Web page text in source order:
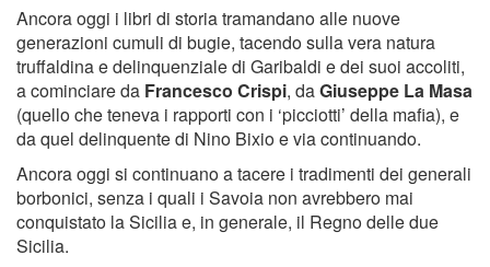
Ancora oggi i libri di storia tramandano alle nuove
generazioni cumuli di bugie, tacendo sulla vera natura
truffaldina e delinquenziale di Garibaldi e dei suoi accoliti,
a cominciare da Francesco Crispi, daGiuseppe La Masa
(quello che teneva i rapporti con i ‘picciotti’ della mafia), e
da quel delinquente di Nino Bixio e via continuando.
Ancora oggi si continuano a tacere i tradimenti dei generali
borbonici, senza i quali i Savoia non avrebbero mai
conquistato la Sicilia e, in generale, il Regno delle due
Sicilia.